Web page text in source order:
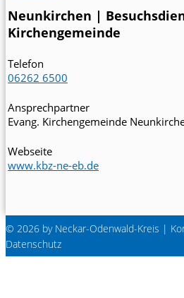
Neunkirchen |
Kirchengemeinde
Telefon
06262 6500
Ansprechpartner
Evang. Kirchengemeinde
Webseite
www.kbz-ne-eb.de
© 2026 by Neckar-Odenwald-Kreis |
Datenschutz